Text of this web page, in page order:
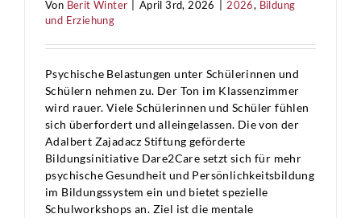
Von Berit Winter April 3rd, 2026 2026, Bildung
und Erziehung
Psychische Belastungen unter Schülerinnen und
Schülern nehmen zu. Der Ton im Klassenzimmer
wird rauer. Viele Schülerinnen und Schüler fühlen
sich überfordert und alleingelassen. Die von der
Adalbert Zajadacz Stiftung geförderte
Bildungsinitiative Dare2Care setzt sich für mehr
psychische Gesundheit und Persönlichkeitsbildung
im Bildungssystem ein und bietet spezielle
Schulworkshops an. Ziel ist die mentale